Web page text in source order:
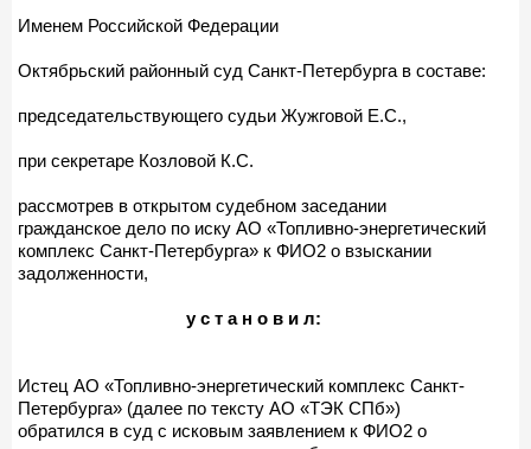
Именем Российской Федерации
Октябрьский районный суд Санкт-Петербурга в составе:
председательствующего судьи Жужговой Е.С.,
при секретаре Козловой К.С.
рассмотрев в открытом судебном заседании
гражданское дело по иску АО «Топливно-энергетический
комплекс Санкт-Петербурга» к ФИО2 о взыскании
задолженности,
у с т а н о в и л:
Истец АО «Топливно-энергетический комплекс Санкт-
Петербурга» (далее по тексту АО «ТЭК СПб»)
обратился в суд с исковым заявлением к ФИО2 о